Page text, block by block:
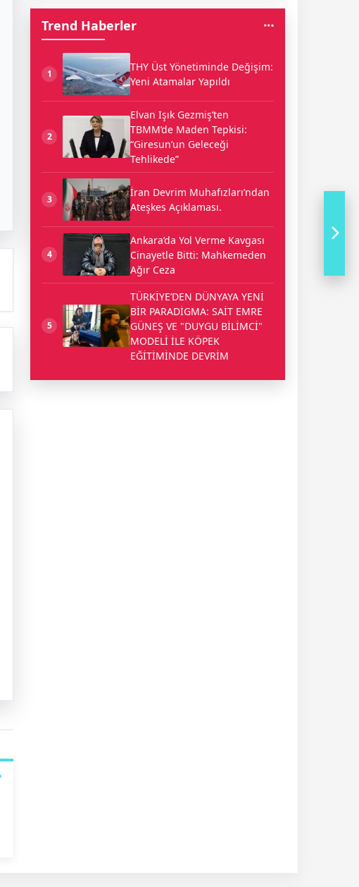
Trend Haberler
1
THY Üst Yönetiminde Değişim:
Yeni Atamalar Yapıldı
2
Elvan Işık Gezmiş’ten
TBMM’de Maden Tepkisi:
“Giresun’un Geleceği
Tehlikede”
3
İran Devrim Muhafızları’ndan
Ateşkes Açıklaması.
4
Ankara’da Yol Verme Kavgası
Cinayetle Bitti: Mahkemeden
Ağır Ceza
5
TÜRKİYE’DEN DÜNYAYA YENİ
BİR PARADİGMA: SAİT EMRE
GÜNEŞ VE "DUYGU BİLİMCİ"
MODELİ İLE KÖPEK
EĞİTİMİNDE DEVRİM